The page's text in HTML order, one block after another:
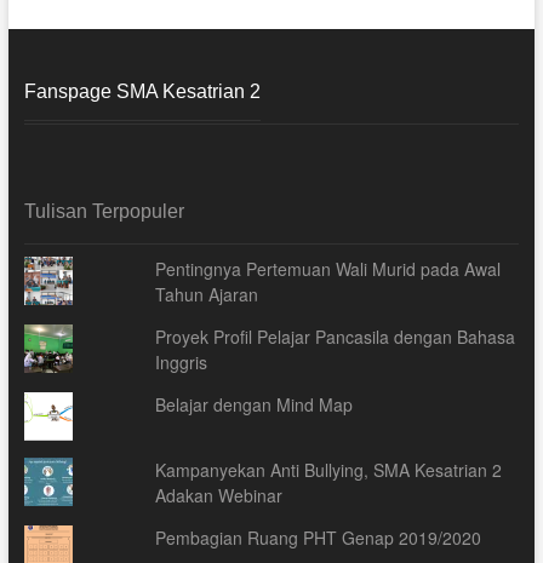
Fanspage SMA Kesatrian 2
Tulisan Terpopuler
Pentingnya Pertemuan Wali Murid pada Awal
Tahun Ajaran
Proyek Profil Pelajar Pancasila dengan Bahasa
Inggris
Belajar dengan Mind Map
Kampanyekan Anti Bullying, SMA Kesatrian 2
Adakan Webinar
Pembagian Ruang PHT Genap 2019/2020